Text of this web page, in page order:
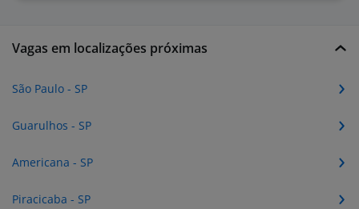
Vagas em localizações próximas
São Paulo - SP
Guarulhos - SP
Americana - SP
Piracicaba - SP